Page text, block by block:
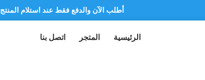
أطلب الآن والدفع فقط عند استلام المنتج
الرئيسية المتجر اتصل بنا